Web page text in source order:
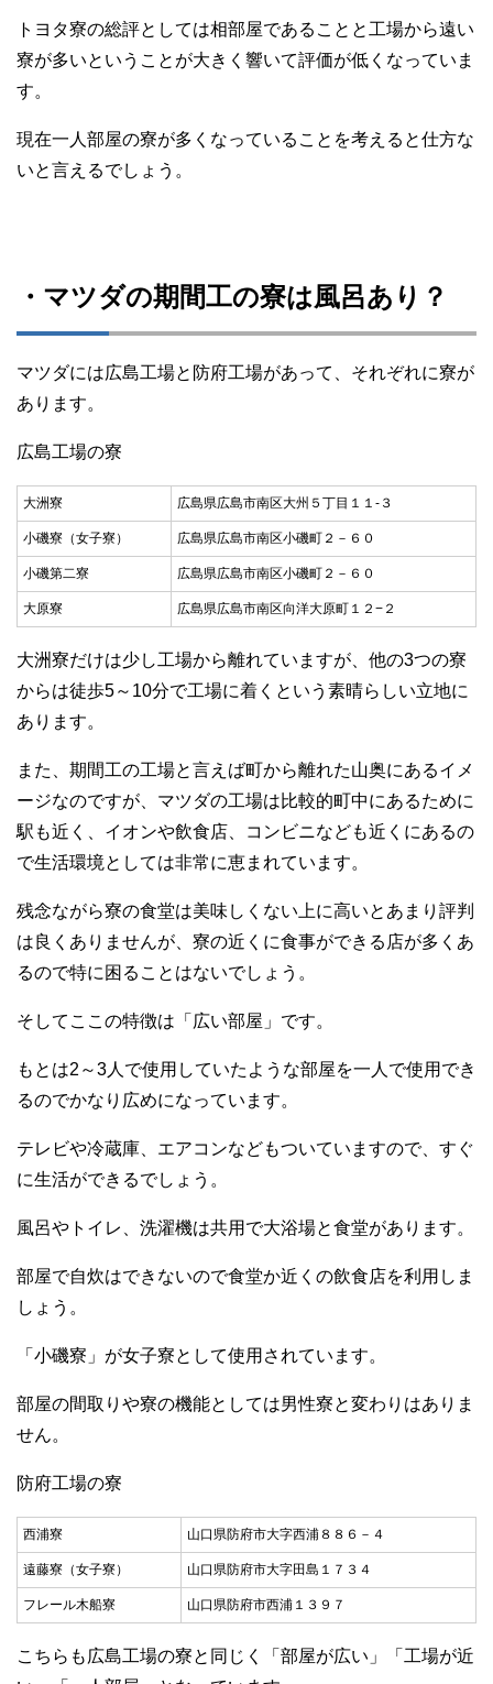
トヨタ寮の総評としては相部屋であることと工場から遠い
寮が多いということが大きく響いて評価が低くなっていま
す。
現在一人部屋の寮が多くなっていることを考えると仕方な
いと言えるでしょう。
・マツダの期間工の寮は風呂あり？
マツダには広島工場と防府工場があって、それぞれに寮が
あります。
広島工場の寮
大洲寮 広島県広島市南区大州５丁目１１‐３
小磯寮（女子寮） 広島県広島市南区小磯町２－６０
小磯第二寮 広島県広島市南区小磯町２－６０
大原寮 広島県広島市南区向洋大原町１２−２
大洲寮だけは少し工場から離れていますが、他の3つの寮
からは徒歩5～10分で工場に着くという素晴らしい立地に
あります。
また、期間工の工場と言えば町から離れた山奥にあるイメ
ージなのですが、マツダの工場は比較的町中にあるために
駅も近く、イオンや飲食店、コンビニなども近くにあるの
で生活環境としては非常に恵まれています。
残念ながら寮の食堂は美味しくない上に高いとあまり評判
は良くありませんが、寮の近くに食事ができる店が多くあ
るので特に困ることはないでしょう。
そしてここの特徴は「広い部屋」です。
もとは2～3人で使用していたような部屋を一人で使用でき
るのでかなり広めになっています。
テレビや冷蔵庫、エアコンなどもついていますので、すぐ
に生活ができるでしょう。
風呂やトイレ、洗濯機は共用で大浴場と食堂があります。
部屋で自炊はできないので食堂か近くの飲食店を利用しま
しょう。
「小磯寮」が女子寮として使用されています。
部屋の間取りや寮の機能としては男性寮と変わりはありま
せん。
防府工場の寮
西浦寮 山口県防府市大字西浦８８６－４
遠藤寮（女子寮） 山口県防府市大字田島１７３４
フレール木船寮 山口県防府市西浦１３９７
こちらも広島工場の寮と同じく「部屋が広い」「工場が近